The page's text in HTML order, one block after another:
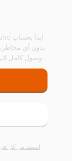
بدون أي
وصول كامل
استفد من كل